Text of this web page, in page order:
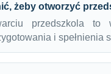
żeby otworzyć
przedszkola to
i spełnienia